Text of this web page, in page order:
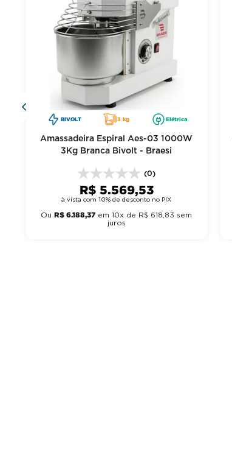
BIVOLT 3 kg Elétrica
Amassadeira Espiral Aes-03 1000W
3Kg Branca Bivolt - Braesi
(0)
R$ 5.569,53
à vista com 10% de desconto no PIX
OuR$ 6.188,37 em10x de R$ 618 83 sem
juros